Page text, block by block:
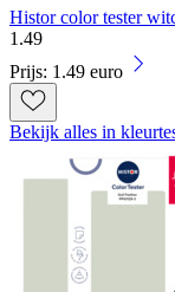
Histor color tester
1 .49
Prijs: 1.49 euro
Bekijk alles in